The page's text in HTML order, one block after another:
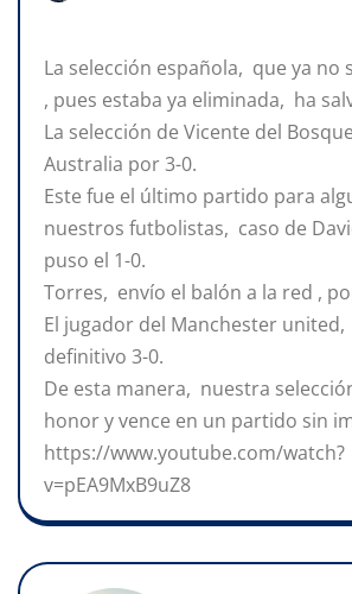
La selección española, que ya no
, pues estaba ya eliminada, ha
La selección de Vicente del
Australia por 3-0.
Este fue el último partido para
nuestros futbolistas, caso de
puso el 1-0.
Torres, envío el balón a la red ,
El jugador del Manchester
definitivo 3-0.
De esta manera, nuestra
honor y vence en un partido sin
https://www.youtube.com/watch?
v=pEA9MxB9uZ8